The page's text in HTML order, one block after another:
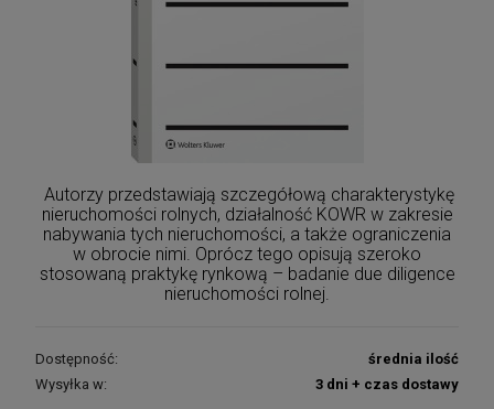
Autorzy przedstawiają szczegółową charakterystykę
nieruchomości rolnych, działalność KOWR w zakresie
nabywania tych nieruchomości, a także ograniczenia
w obrocie nimi. Oprócz tego opisują szeroko
stosowaną praktykę rynkową – badanie due diligence
nieruchomości rolnej.
Dostępność:
średnia ilość
Wysyłka w:
3 dni + czas dostawy